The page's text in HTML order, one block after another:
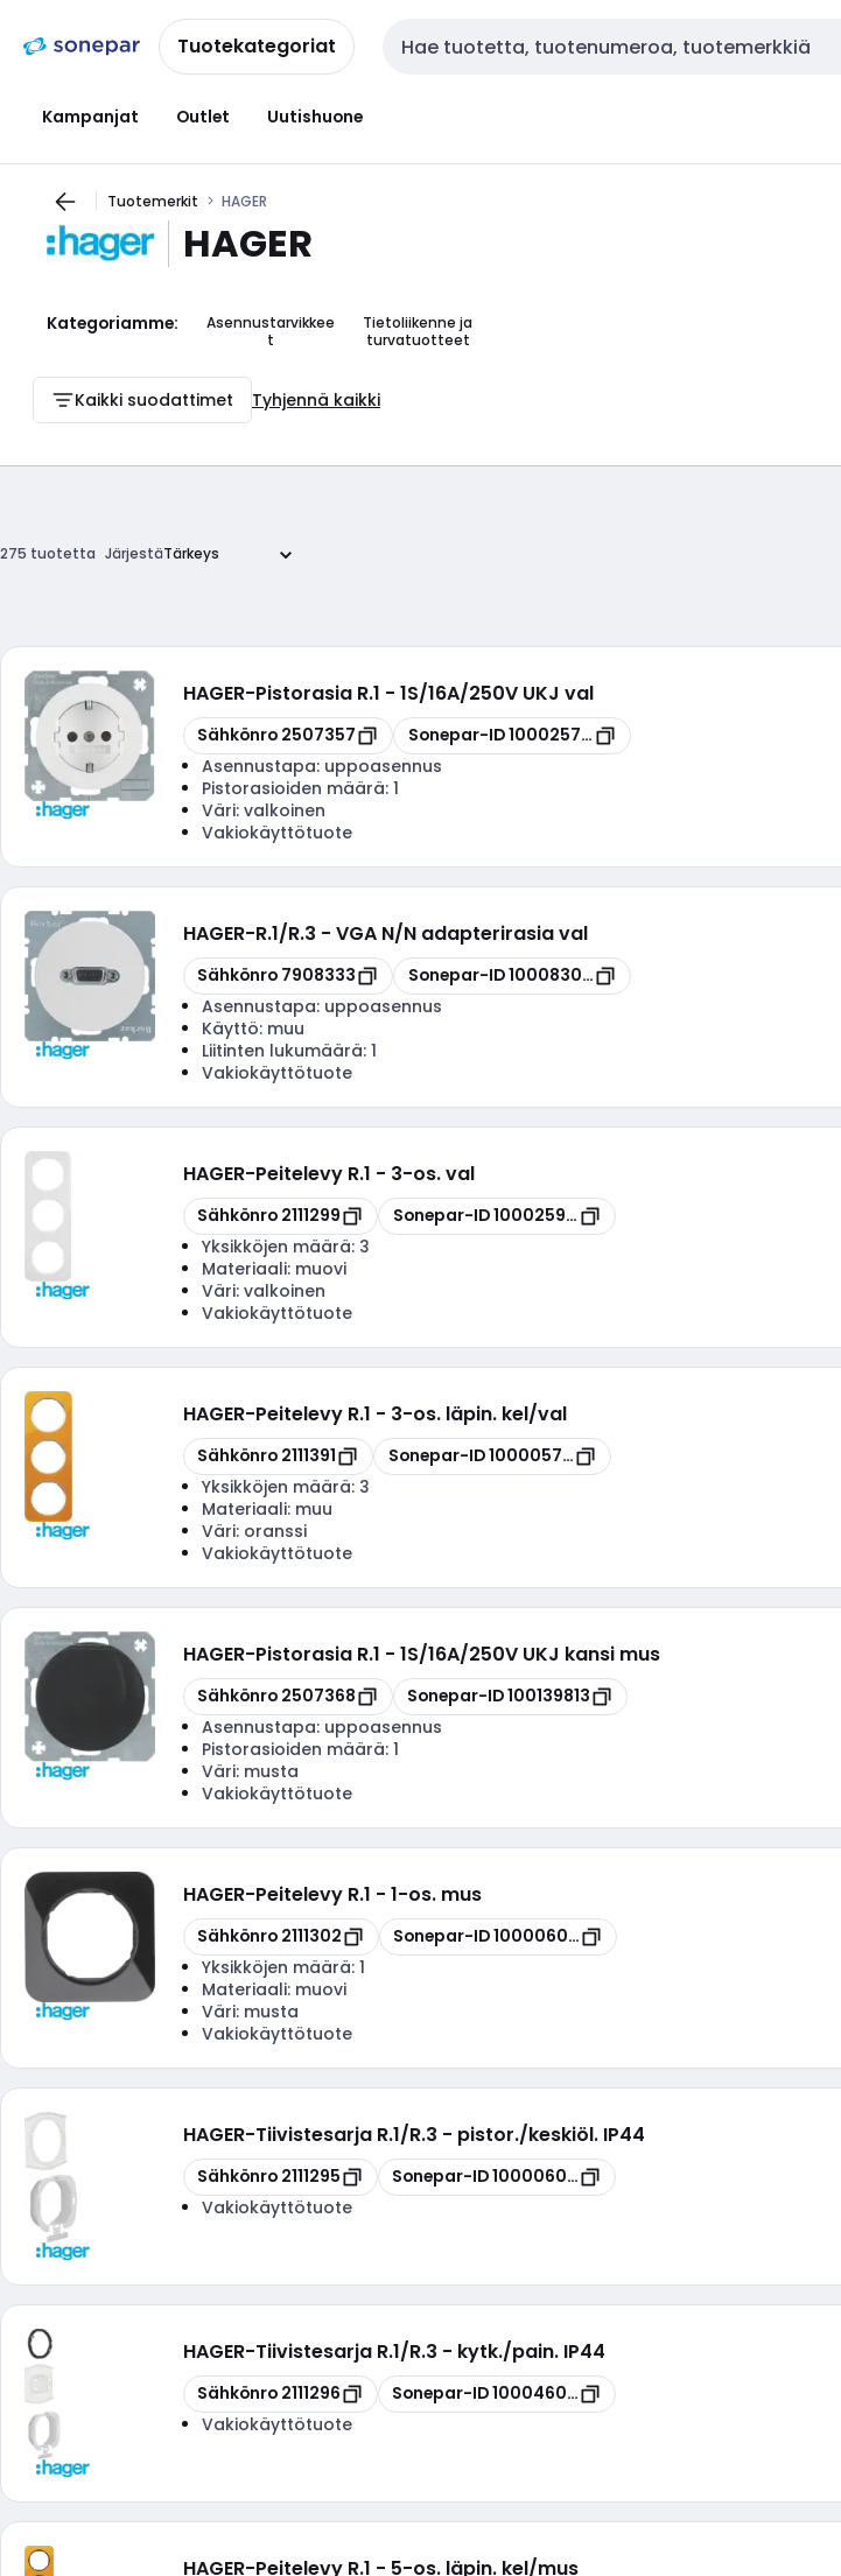
navigointiinsisältöönTuotekategoriat Haku
Kampanjat Outlet Uutishuone
Tuotemerkit HAGER
HAGER
Kategoriamme:
Asennustarvikkee
t
Tietoliikenne ja
turvatuotteet
Kaikki suodattimet Tyhjennä kaikki
275 tuotetta Järjestä
HAGER-Pistorasia R.1 - 1S/16A/250V UKJ val
Kopioi
Sähkönro 2507357 Kopioi
Sonepar-ID100025786
Asennustapa: uppoasennus
Pistorasioiden määrä: 1
Väri: valkoinen
Vakiokäyttötuote
HAGER-R.1/R.3 - VGA N/N adapterirasia val
Kopioi
Sähkönro 7908333 Kopioi
Sonepar-ID100083017
Asennustapa: uppoasennus
Käyttö: muu
Liitinten lukumäärä: 1
Vakiokäyttötuote
HAGER-Peitelevy R.1 - 3-os. val
Kopioi
Sähkönro 2111299 Kopioi
Sonepar-ID100025960
Yksikköjen määrä: 3
Materiaali: muovi
Väri: valkoinen
Vakiokäyttötuote
HAGER-Peitelevy R.1 - 3-os. läpin. kel/val
Kopioi
Sähkönro 2111391 Kopioi
Sonepar-ID100005745
Yksikköjen määrä: 3
Materiaali: muu
Väri: oranssi
Vakiokäyttötuote
HAGER-Pistorasia R.1 - 1S/16A/250V UKJ kansi mus
Kopioi
Sähkönro 2507368 Kopioi
Sonepar-ID100139813
Asennustapa: uppoasennus
Pistorasioiden määrä: 1
Väri: musta
Vakiokäyttötuote
HAGER-Peitelevy R.1 - 1-os. mus
Kopioi
Sähkönro 2111302 Kopioi
Sonepar-ID100006043
Yksikköjen määrä: 1
Materiaali: muovi
Väri: musta
Vakiokäyttötuote
HAGER-Tiivistesarja R.1/R.3 - pistor./keskiöl. IP44
Kopioi
Sähkönro 2111295 Kopioi
Sonepar-ID100006044
Vakiokäyttötuote
HAGER-Tiivistesarja R.1/R.3 - kytk./pain. IP44
Kopioi
Sähkönro 2111296 Kopioi
Sonepar-ID100046021
Vakiokäyttötuote
HAGER-Peitelevy R.1 - 5-os. läpin. kel/mus